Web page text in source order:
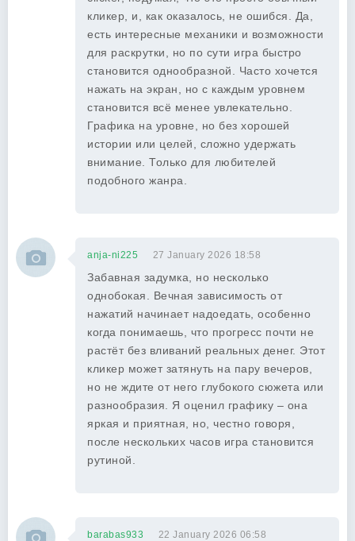
кликер, и, как оказалось, не ошибся. Да,
есть интересные механики и возможности
для раскрутки, но по сути игра быстро
становится однообразной. Часто хочется
нажать на экран, но с каждым уровнем
становится всё менее увлекательно.
Графика на уровне, но без хорошей
истории или целей, сложно удержать
внимание. Только для любителей
подобного жанра.
anja-ni225 27 January 2026 18:58
Забавная задумка, но несколько
однобокая. Вечная зависимость от
нажатий начинает надоедать, особенно
когда понимаешь, что прогресс почти не
растёт без вливаний реальных денег. Этот
кликер может затянуть на пару вечеров,
но не ждите от него глубокого сюжета или
разнообразия. Я оценил графику – она
яркая и приятная, но, честно говоря,
после нескольких часов игра становится
рутиной.
barabas933 22 January 2026 06:58